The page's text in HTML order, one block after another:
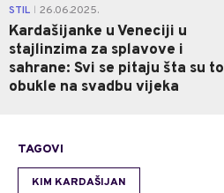
STIL 26.06.2025.
Kardašijanke u Veneciji u
stajlinzima za splavove i
sahrane: Svi se pitaju šta su to
obukle na svadbu vijeka
TAGOVI
KIM KARDAŠIJAN